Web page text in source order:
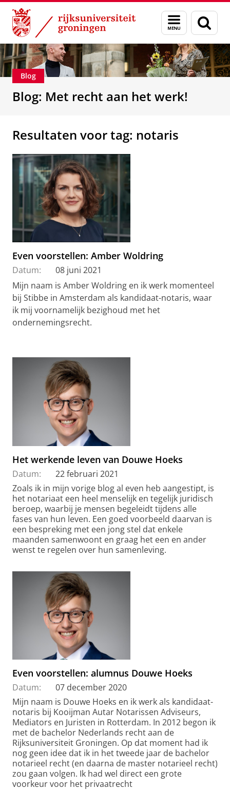
Skip
Content
Skip
Navigation
Menu
en
zoeken
Over ons Beroepsmogelijkheden
Blog
Blog: Met recht aan het werk!
Resultaten voor tag: notaris
Even voorstellen: Amber Woldring
Datum:
08 juni 2021
Mijn naam is Amber Woldring en ik werk momenteel
bij Stibbe in Amsterdam als kandidaat-notaris, waar
ik mij voornamelijk bezighoud met het
ondernemingsrecht.
Het werkende leven van Douwe Hoeks
Datum:
22 februari 2021
Zoals ik in mijn vorige blog al even heb aangestipt, is
het notariaat een heel menselijk en tegelijk juridisch
beroep, waarbij je mensen begeleidt tijdens alle
fases van hun leven. Een goed voorbeeld daarvan is
een bespreking met een jong stel dat enkele
maanden samenwoont en graag het een en ander
wenst te regelen over hun samenleving.
Even voorstellen: alumnus Douwe Hoeks
Datum:
07 december 2020
Mijn naam is Douwe Hoeks en ik werk als kandidaat-
notaris bij Kooijman Autar Notarissen Adviseurs,
Mediators en Juristen in Rotterdam. In 2012 begon ik
met de bachelor Nederlands recht aan de
Rijksuniversiteit Groningen. Op dat moment had ik
nog geen idee dat ik in het tweede jaar de bachelor
notarieel recht (en daarna de master notarieel recht)
zou gaan volgen. Ik had wel direct een grote
voorkeur voor het privaatrecht